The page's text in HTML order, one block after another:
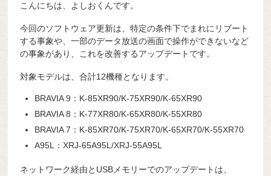
こんにちは、よしおくんです。
今回のソフトウェア更新は、特定の条件下でまれにリブート
する事象や、一部のデータ放送の画面で操作ができないなど
の事象があり、これを改善するアップデートです。
対象モデルは、合計12機種となります。
BRAVIA 9：K-85XR90/K-75XR90/K-65XR90
BRAVIA 8：K-77XR80/K-65XR80/K-55XR80
BRAVIA 7：K-85XR70/K-75XR70/K-65XR70/K-55XR70
A95L：XRJ-65A95L/XRJ-55A95L
ネットワーク経由とUSBメモリーでのアップデートは、